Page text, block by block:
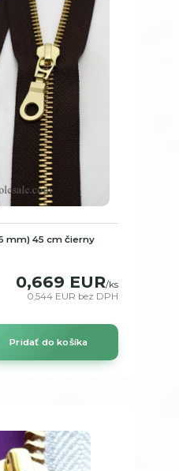
mm) 45 cm čierny
0,669 EUR/ks
0,544 EUR bez DPH
Pridať do košíka